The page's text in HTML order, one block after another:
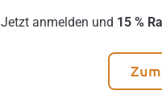
Jetzt anmelden und 15 %